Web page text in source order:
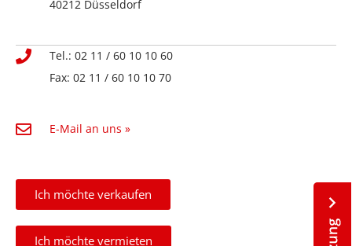
40212 Düsseldorf
Tel.: 02 11 / 60 10 10 60
Fax: 02 11 / 60 10 10 70
E-Mail an uns »
Ich möchte verkaufen
Ich möchte vermieten